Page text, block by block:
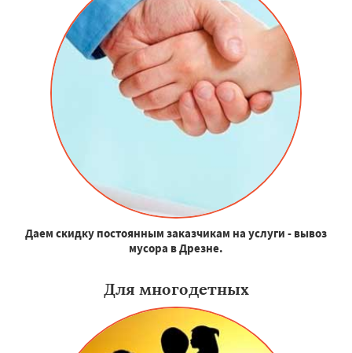
Даем скидку постоянным заказчикам на услуги - вывоз
мусора в Дрезне.
Для многодетных